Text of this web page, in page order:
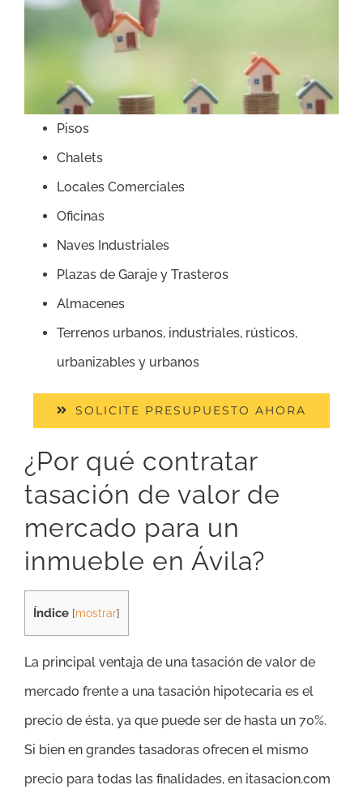
Pisos
Chalets
Locales Comerciales
Oficinas
Naves Industriales
Plazas de Garaje y Trasteros
Almacenes
Terrenos urbanos, industriales, rústicos,
urbanizables y urbanos
SOLICITE PRESUPUESTO AHORA
¿Por qué contratar
tasación de valor de
mercado para un
inmueble en Ávila?
Índice [mostrar]
La principal ventaja de una tasación de valor de
mercado frente a una tasación hipotecaria es el
precio de ésta, ya que puede ser de hasta un 70%.
Si bien en grandes tasadoras ofrecen el mismo
precio para todas las finalidades, en itasacion.com